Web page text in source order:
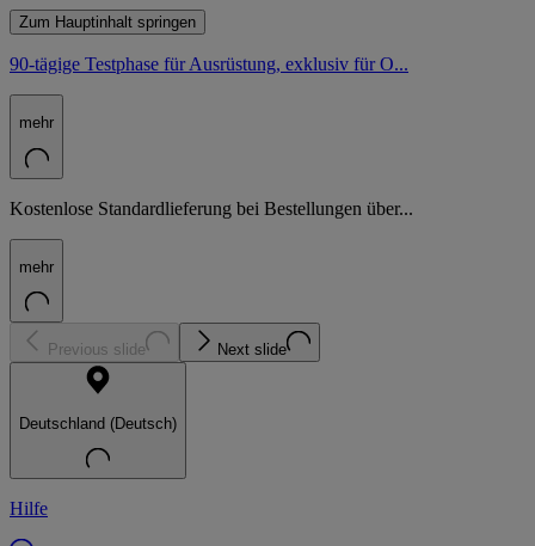
Zum Hauptinhalt springen
90-tägige Testphase für Ausrüstung, exklusiv für O...
mehr
Kostenlose Standardlieferung bei Bestellungen über...
mehr
Previous slide Next slide
Deutschland (Deutsch)
Hilfe